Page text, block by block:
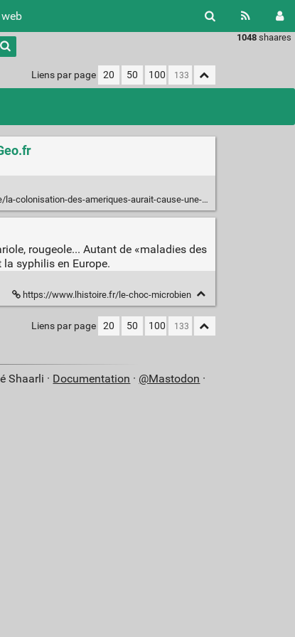
1048 shaares
Type 1 or
more
Liens par page 20 50 100
aurait-cause-une-telle-hecatombe-quelle-aurait-affecte-le-climat-194424
rougeole... Autant de «maladies des
syphilis en Europe.
https://www.lhistoire.fr/le-choc-microbien
Liens par page 20 50 100
Shaarli · Documentation · @Mastodon ·